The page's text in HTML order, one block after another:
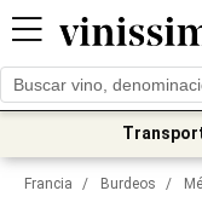
Francia / Burdeos /